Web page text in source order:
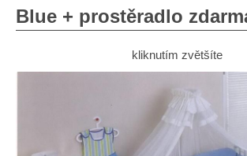
Blue + prostěradlo
kliknutím zvětšíte